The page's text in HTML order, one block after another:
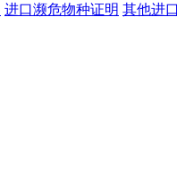
进口濒危物种证明 其他进